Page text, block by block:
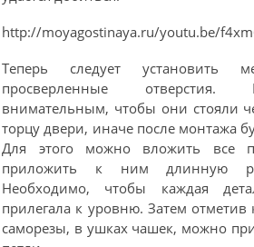
http://moyagostinaya.ru/youtu.be/
Теперь следует установить
просверленные отверстия.
внимательным, чтобы они стояли
торцу двери, иначе после монтажа
Для этого можно вложить все
приложить к ним длинную
Необходимо, чтобы каждая
прилегала к уровню. Затем
саморезы, в ушках чашек, можно